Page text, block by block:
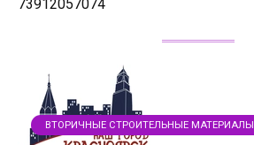
73912057074
ВТОРИЧНЫЕ СТРОИТЕЛЬНЫЕ МАТЕРИАЛЫ